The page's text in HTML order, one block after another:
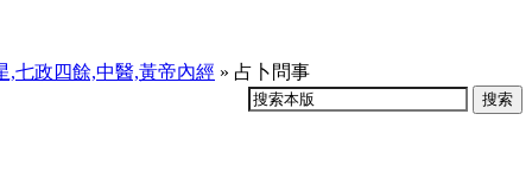
,七政四餘,中醫,黃帝內經 » 占卜問事
搜索